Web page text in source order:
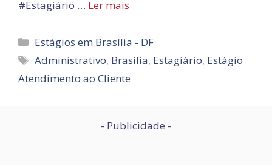
#Estagiário … Ler mais
Categorias
Estágios em Brasília - DF
Tags
Administrativo, Brasília, Estagiário, Estágio
Atendimento ao Cliente
- Publicidade -